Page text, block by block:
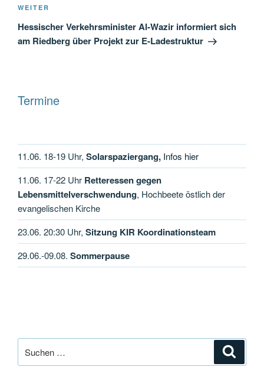
Nächster
Beitrag
WEITER
Hessischer Verkehrsminister Al-Wazir informiert sich
am Riedberg über Projekt zur E-Ladestruktur
Termine
11.06. 18-19 Uhr, Solarspaziergang, Infos hier
11.06. 17-22 Uhr Retteressen gegen
Lebensmittelverschwendung, Hochbeete östlich der
evangelischen Kirche
23.06. 20:30 Uhr, Sitzung KIR Koordinationsteam
29.06.-09.08. Sommerpause
nach: